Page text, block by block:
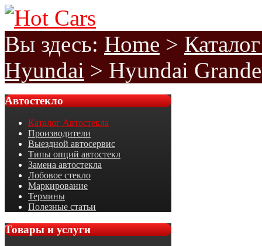
Вы здесь: Home >
Hyundai > Hyundai
Автостекло
Каталог Автостекла
Производители
Выездной автосервис
Типы опций автостекл
Замена автостекла
Лобовое стекло
Маркирование
Термины
Полезные статьи
Товарыи услуги